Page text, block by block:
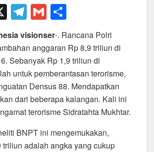
X T
el
e
gr
a
m
G
m
ail
h
ar
e
visionser-. Rancana Polri
anggaran Rp 8,9 triliun di
Sebanyak Rp 1,9 triliun di
untuk pemberantasan terorisme,
Densus 88. Mendapatkan
dari beberapa kalangan. Kali ini
terorisme Sidratahta Mukhtar.
BNPT ini mengemukakan,
triliun adalah angka yang cukup